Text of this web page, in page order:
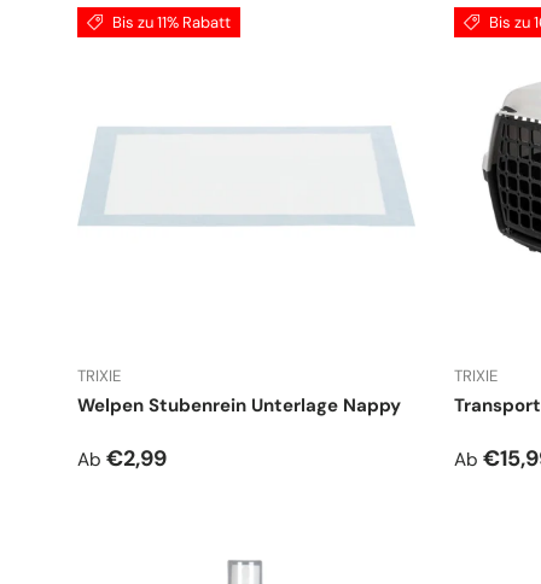
Bis zu 11% Rabatt
TRIXIE
Welpen Stubenrein Unterlage Nappy
Normaler Preis
Ab €2,99
Bis zu
TRIXIE
Ab